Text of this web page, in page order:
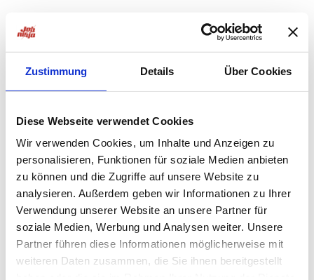
Zustimmung Details Über Cookies
Diese Webseite verwendet Cookies
Wir verwenden Cookies, um Inhalte und Anzeigen zu
personalisieren, Funktionen für soziale Medien anbieten
zu können und die Zugriffe auf unsere Website zu
analysieren. Außerdem geben wir Informationen zu Ihrer
Verwendung unserer Website an unsere Partner für
soziale Medien, Werbung und Analysen weiter. Unsere
Partner führen diese Informationen möglicherweise mit
weiteren Daten zusammen, die Sie ihnen bereitgestellt